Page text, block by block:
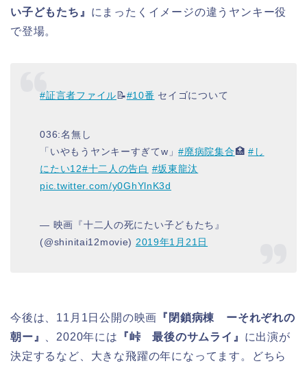
い子どもたち』 にまったくイメージの違うヤンキー役
で登場。
#証言者ファイル 📝#10番 セイゴについて
036:名無し
「いやもうヤンキーすぎてw」#廃病院集合🏥#し
にたい12#十二人の告白 #坂東龍汰
pic.twitter.com/y0GhYlnK3d
— 映画『十二人の死にたい子どもたち』
(@shinitai12movie) 2019年1月21日
今後は、11月1日公開の映画 『閉鎖病棟 ーそれぞれの
朝ー』
、2020年には 『峠 最後のサムライ』 に出演が
決定するなど、大きな飛躍の年になってます。どちら